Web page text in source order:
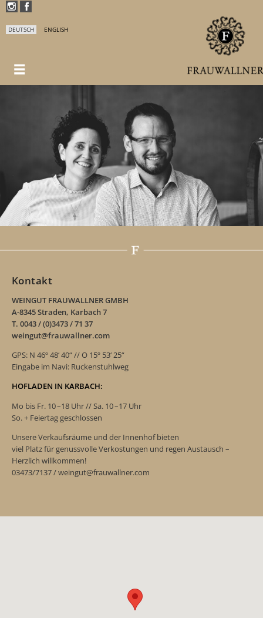
DEUTSCH ENGLISH
Kontakt
WEINGUT FRAUWALLNER GMBH
A-8345 Straden, Karbach 7
T. 0043 / (0)3473 / 71 37
weingut@frauwallner.com
GPS: N 46º 48‘ 40“ // O 15º 53‘ 25“
Eingabe im Navi: Ruckenstuhlweg
HOFLADEN IN KARBACH:
Mo bis Fr. 10 –18 Uhr // Sa. 10 –17 Uhr
So. + Feiertag geschlossen
Unsere Verkaufsräume und der Innenhof bieten
viel Platz für genussvolle Verkostungen und regen Austausch –
Herzlich willkommen!
03473/7137 / weingut@frauwallner.com